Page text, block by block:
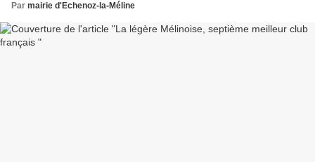
Par mairie d'Echenoz-la-Méline